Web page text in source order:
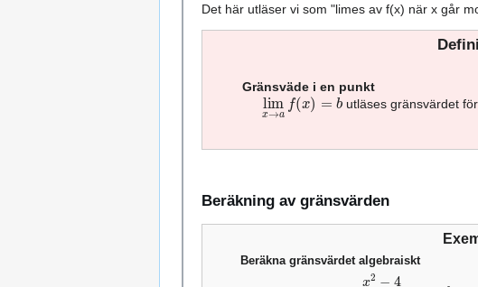
Det här utläser vi som "limes av f(x) när x går
Gränsväde i en punkt
limx→af (x)=b
utläses gränsvärdet för
Beräkning av gränsvärden
Beräkna gränsvärdet algebraiskt
x2−4 x−